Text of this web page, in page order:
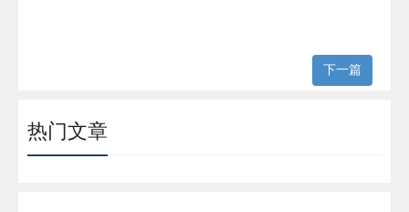
下一篇
热门文章